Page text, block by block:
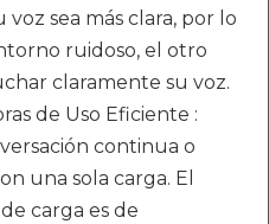
sea más clara, por lo
ruidoso, el otro
claramente su voz.
de Uso Eficiente :
continua o
una sola carga. El
carga es de